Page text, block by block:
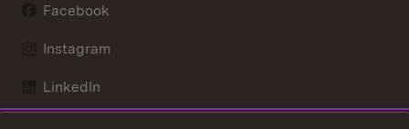
Facebook
Instagram
LinkedIn